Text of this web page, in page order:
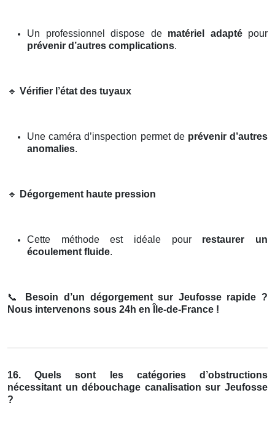
Un professionnel dispose de matériel adaptépour
prévenir d’autres complications.
🔹 Vérifier l’état des tuyaux
Une caméra d’inspection permet de prévenir d’autres
anomalies.
🔹 Dégorgement haute pression
Cette méthode est idéale pour restaurer un
écoulement fluide.
📞
Besoin d’un dégorgement sur Jeufosse rapide ?
Nous intervenons sous 24h en Île-de-France !
16. Quels sont les catégories d’obstructions
nécessitant un débouchage canalisation sur Jeufosse
?